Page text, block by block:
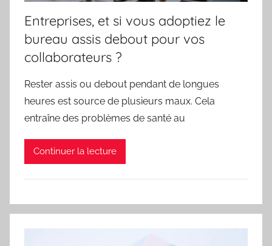
Entreprises, et si vous adoptiez le
bureau assis debout pour vos
collaborateurs ?
Rester assis ou debout pendant de longues
heures est source de plusieurs maux. Cela
entraîne des problèmes de santé au
Continuer la lecture